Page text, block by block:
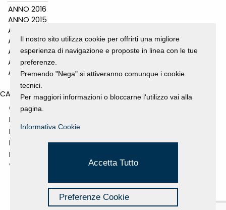
ANNO 2016
ANNO 2015
ANNO 2014
ANNO 2011
ANNO 2010
ANNO 2009
ANNO 2008
CATEGORIES
GALLERY
MOSTRE E EVENTI
NEWS
PROGETTI SOSTENUTI
RASSEGNA STAMPA
VIDEO
Il nostro sito utilizza cookie per offrirti una migliore
esperienza di navigazione e proposte in linea con le tue
preferenze.
Premendo "Nega" si attiveranno comunque i cookie
tecnici.
Per maggiori informazioni o bloccarne l'utilizzo vai alla
pagina.
Informativa Cookie
Accetta Tutto
Preferenze Cookie